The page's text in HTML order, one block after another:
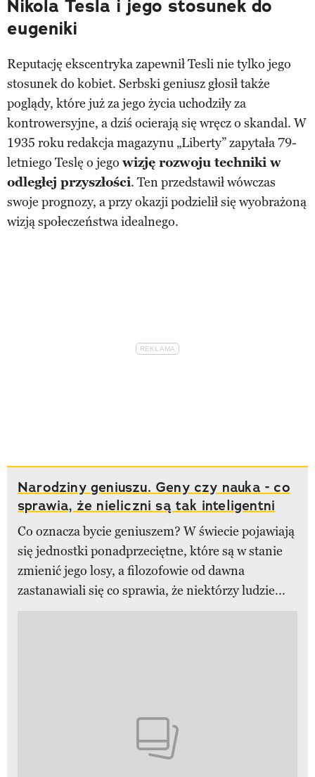
Nikola Tesla i jego stosunek do
eugeniki
Reputację ekscentryka zapewnił Tesli nie tylko jego
stosunek do kobiet. Serbski geniusz głosił także
poglądy, które już za jego życia uchodziły za
kontrowersyjne, a dziś ocierają się wręcz o skandal. W
1935 roku redakcja magazynu „Liberty” zapytała 79-
letniego Teslę o jego wizję rozwoju techniki w
odległej przyszłości. Ten przedstawił wówczas
swoje prognozy, a przy okazji podzielił się wyobrażoną
wizją społeczeństwa idealnego.
Narodziny geniuszu. Geny czy nauka - co
sprawia, że nieliczni są tak inteligentni
Co oznacza bycie geniuszem? W świecie pojawiają
się jednostki ponadprzeciętne, które są w stanie
zmienić jego losy, a filozofowie od dawna
zastanawiali się co sprawia, że niektórzy ludzie...